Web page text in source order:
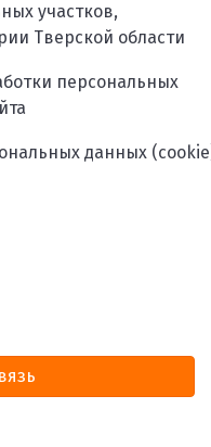
участков,
Тверской области
персональных
данных